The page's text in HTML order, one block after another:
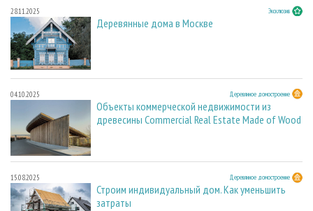
28.11.2025 Эксклюзив
Деревянные дома в Москве
04.10.2025 Деревянное домостроение
Объекты коммерческой недвижимости из
древесины Commercial Real Estate Made of Wood
15.08.2025 Деревянное домостроение
Строим индивидуальный дом. Как уменьшить
затраты